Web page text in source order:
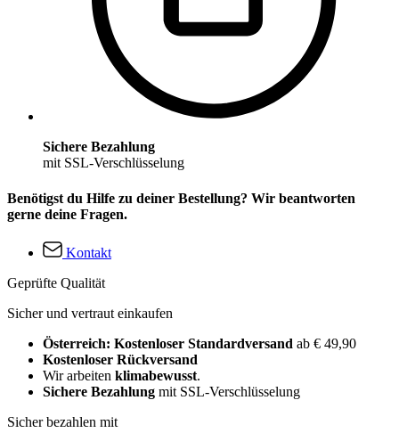
Sichere Bezahlung
mit SSL-Verschlüsselung
Benötigst du Hilfe zu deiner Bestellung? Wir beantworten
gerne deine Fragen.
Kontakt
Geprüfte Qualität
Sicher und vertraut einkaufen
Österreich: Kostenloser Standardversand ab € 49,90
Kostenloser Rückversand
Wir arbeiten klimabewusst.
Sichere Bezahlung mit SSL-Verschlüsselung
Sicher bezahlen mit